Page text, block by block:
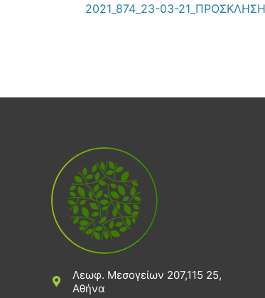
2021_874_23-03-
Λεωφ. Μεσογείων 207,115 25,
Αθήνα